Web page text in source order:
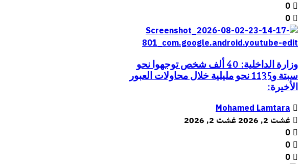
0
0
وزارة الداخلية: 40 ألف شخص توجهوا نحو
سبتة و1135 نحو مليلية خلال محاولات العبور
الأخيرة:
Mohamed Lamtara
غشت 2, 2026
غشت 2, 2026
0
0
0